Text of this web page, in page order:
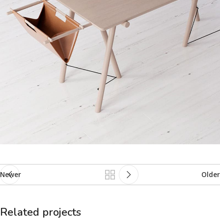
Newer Older
Related projects